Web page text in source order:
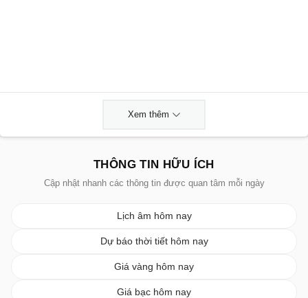
Xem thêm
THÔNG TIN HỮU ÍCH
Cập nhật nhanh các thông tin được quan tâm mỗi ngày
Lịch âm hôm nay
Dự báo thời tiết hôm nay
Giá vàng hôm nay
Giá bạc hôm nay